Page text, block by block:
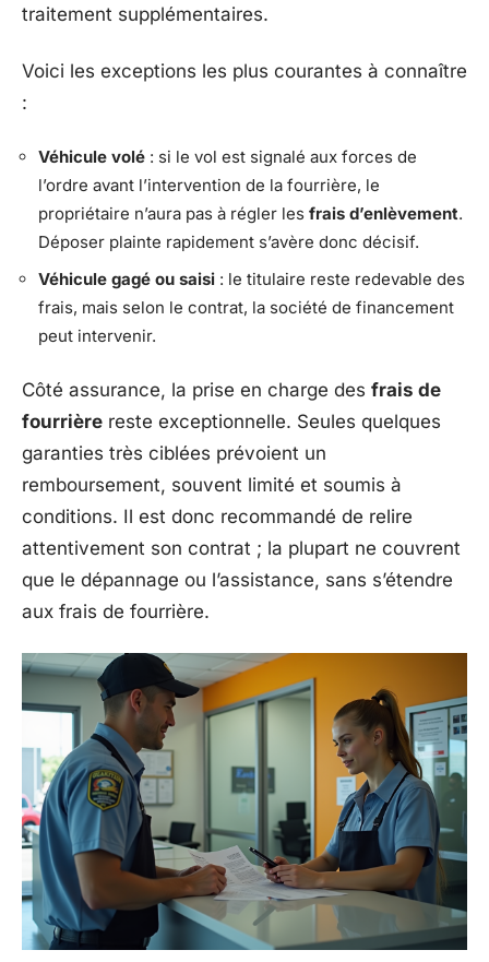
traitement supplémentaires.
Voici les exceptions les plus courantes à connaître
:
Véhicule volé : si le vol est signalé aux forces de
l’ordre avant l’intervention de la fourrière, le
propriétaire n’aura pas à régler les frais d’enlèvement.
Déposer plainte rapidement s’avère donc décisif.
Véhicule gagé ou saisi : le titulaire reste redevable des
frais, mais selon le contrat, la société de financement
peut intervenir.
Côté assurance, la prise en charge des frais de
fourrière reste exceptionnelle. Seules quelques
garanties très ciblées prévoient un
remboursement, souvent limité et soumis à
conditions. Il est donc recommandé de relire
attentivement son contrat ; la plupart ne couvrent
que le dépannage ou l’assistance, sans s’étendre
aux frais de fourrière.